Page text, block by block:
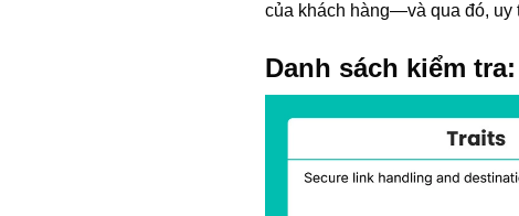
của khách hàng—và qua đó, uy
Danh sách kiểm